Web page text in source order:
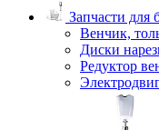
Запчасти для
Венчик,
Диски
Редуктор